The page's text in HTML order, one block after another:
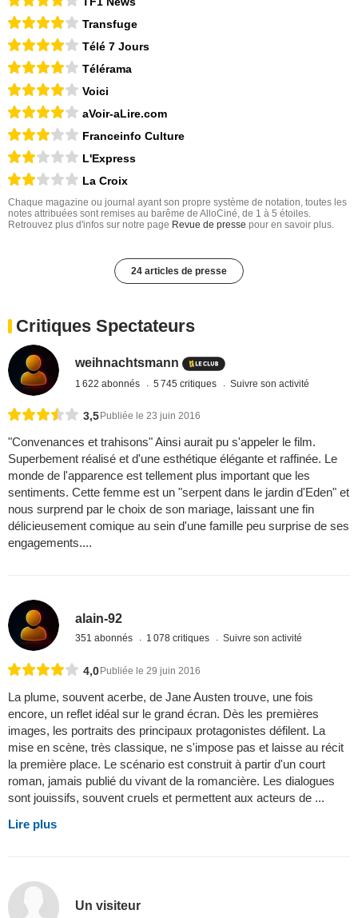
Transfuge
Télé 7 Jours
Télérama
Voici
aVoir-aLire.com
Franceinfo Culture
L'Express
La Croix
Chaque magazine ou journal ayant son propre système de notation, toutes les
notes attribuées sont remises au barême de AlloCiné, de 1 à 5 étoiles.
Retrouvez plus d'infos sur notre page Revue de presse pour en savoir plus.
24 articles de presse
Critiques Spectateurs
weihnachtsmann
1 622 abonnés 5 745 critiques Suivre son activité
3,5 Publiée le 23 juin 2016
"Convenances et trahisons" Ainsi aurait pu s'appeler le film.
Superbement réalisé et d'une esthétique élégante et raffinée. Le
monde de l'apparence est tellement plus important que les
sentiments. Cette femme est un "serpent dans le jardin d'Eden" et
nous surprend par le choix de son mariage, laissant une fin
délicieusement comique au sein d'une famille peu surprise de ses
engagements....
alain-92
351 abonnés 1 078 critiques Suivre son activité
4,0 Publiée le 29 juin 2016
La plume, souvent acerbe, de Jane Austen trouve, une fois
encore, un reflet idéal sur le grand écran. Dès les premières
images, les portraits des principaux protagonistes défilent. La
mise en scène, très classique, ne s'impose pas et laisse au récit
la première place. Le scénario est construit à partir d'un court
roman, jamais publié du vivant de la romancière. Les dialogues
sont jouissifs, souvent cruels et permettent aux acteurs de ...
Lire plus
Un visiteur